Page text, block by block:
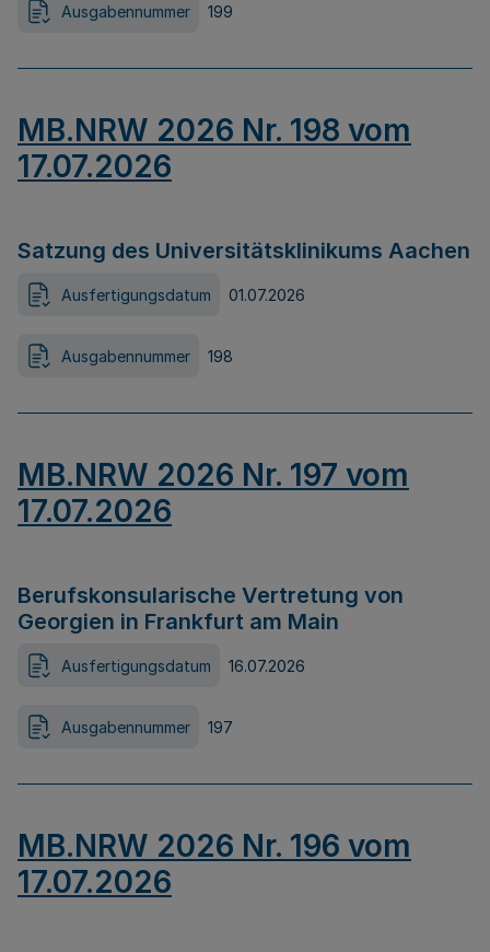
Ausgabennummer 199
MB.NRW 2026 Nr. 198 vom
17.07.2026
Satzung des Universitätsklinikums Aachen
Ausfertigungsdatum 01.07.2026
Ausgabennummer 198
MB.NRW 2026 Nr. 197 vom
17.07.2026
Berufskonsularische Vertretung von
Georgien in Frankfurt am Main
Ausfertigungsdatum 16.07.2026
Ausgabennummer 197
MB.NRW 2026 Nr. 196 vom
17.07.2026